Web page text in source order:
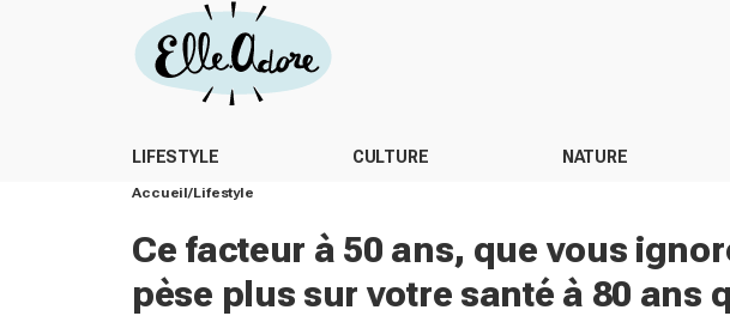
LIFESTYLE CULTURE NATURE
Accueil Lifestyle
Ce facteur à 50 ans, que vous
pèse plus sur votre santé à 80 ans